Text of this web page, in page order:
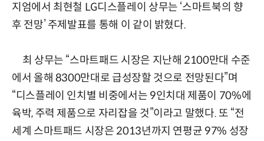
지엄에서 최현철 LG디스플레이 상무는 ‘스마트북의 향
후 전망’ 주제발표를 통해 이 같이 밝혔다.
최 상무는 “스마트패드 시장은 지난해 2100만대 수준
에서 올해 8300만대로 급성장할 것으로 전망된다”며
“디스플레이 인치별 비중에서는 9인치대 제품이 70%에
육박, 주력 제품으로 자리잡을 것”이라고 말했다. 또 “전
세계 스마트패드 시장은 2013년까지 연평균 97% 성장